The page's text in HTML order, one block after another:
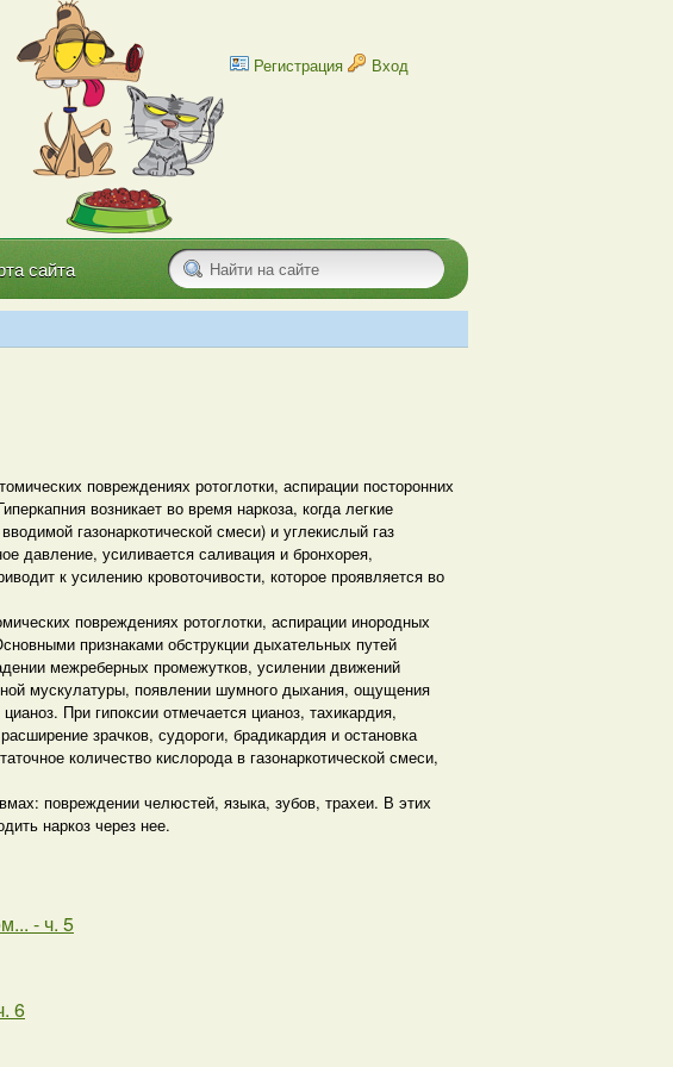
Регистрация Вход
сайта
повреждениях ротоглотки, аспирации посторонних
возникает во время наркоза, когда легкие
газонаркотической смеси) и углекислый газ
давление, усиливается саливация и бронхорея,
к усилению кровоточивости, которое проявляется во
повреждениях ротоглотки, аспирации инородных
признаками обструкции дыхательных путей
межреберных промежутков, усилении движений
мускулатуры, появлении шумного дыхания, ощущения
При гипоксии отмечается цианоз, тахикардия,
зрачков, судороги, брадикардия и остановка
количество кислорода в газонаркотической смеси,
повреждении челюстей, языка, зубов, трахеи. В этих
наркоз через нее.
- ч. 5
6